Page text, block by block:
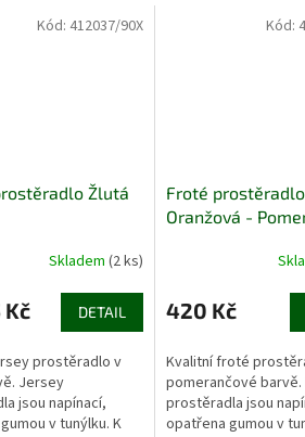
Žlutá
Skladem(2 ks)
Kč DETAIL
prostěradlo v
Jersey
jsou napínací,
v tunýlku. K
Kód: 412037/90X
Froté prostěradlo
Oranžová -
420 Kč
Kvalitní froté
pomerančové
prostěradla jsou
opatřena gumou v
Kód: